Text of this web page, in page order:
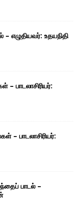
– எழுதியவர்: உதயநிதி
– பாடலாசிரியர்:
– பாடலாசிரியர்:
பாடல் –